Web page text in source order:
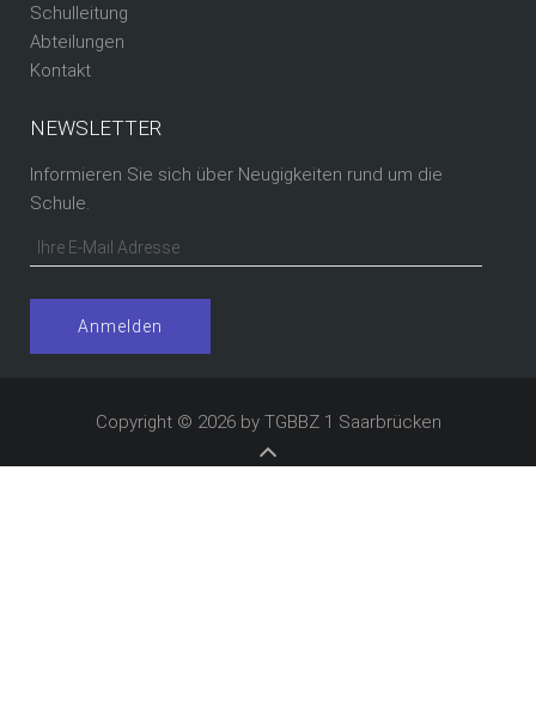
Schulleitung
Abteilungen
Kontakt
NEWSLETTER
Informieren Sie sich über Neugigkeiten rund um die
Schule.
Copyright © 2026 by TGBBZ 1 Saarbrücken